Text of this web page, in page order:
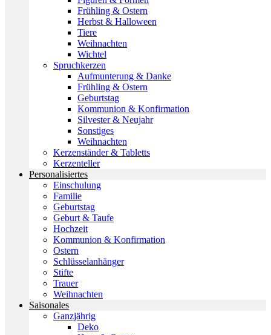
Frühling & Ostern
Herbst & Halloween
Tiere
Weihnachten
Wichtel
Spruchkerzen
Aufmunterung & Danke
Frühling & Ostern
Geburtstag
Kommunion & Konfirmation
Silvester & Neujahr
Sonstiges
Weihnachten
Kerzenständer & Tabletts
Kerzenteller
Personalisiertes
Einschulung
Familie
Geburtstag
Geburt & Taufe
Hochzeit
Kommunion & Konfirmation
Ostern
Schlüsselanhänger
Stifte
Trauer
Weihnachten
Saisonales
Ganzjährig
Deko